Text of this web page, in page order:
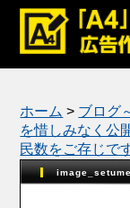
ホーム > ブログ
を惜しみなく公
民数をご存じで